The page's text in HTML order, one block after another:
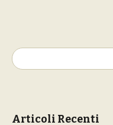
Ricerca
per:
Articoli Recenti